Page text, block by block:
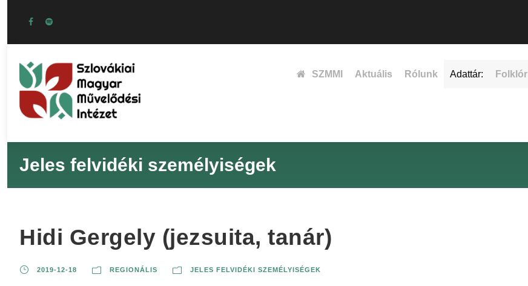
SZMMI Aktuális Rólunk Adattár: Folklór
Jeles felvidéki személyiségek
Hidi Gergely (jezsuita, tanár)
2019-12-18 REGIONÁLIS JELES FELVIDÉKI SZEMÉLYISÉGEK